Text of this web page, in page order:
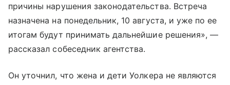
причины нарушения законодательства. Встреча
назначена на понедельник, 10 августа, и уже по ее
итогам будут принимать дальнейшие решения», —
рассказал собеседник агентства.
Он уточнил, что жена и дети Уолкера не являются